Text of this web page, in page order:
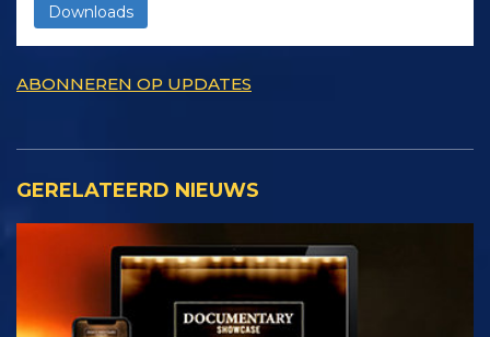
Downloads
ABONNEREN OP UPDATES
GERELATEERD NIEUWS